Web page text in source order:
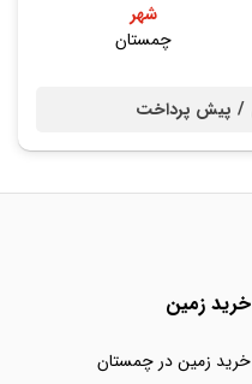
شهر
چمستان
پیش پرداخت
خرید زمین
خرید زمین در چمستان